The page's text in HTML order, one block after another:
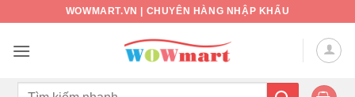
nội
WOWMART.VN | CHUYÊN HÀNG NHẬP KHẨU
Tìm